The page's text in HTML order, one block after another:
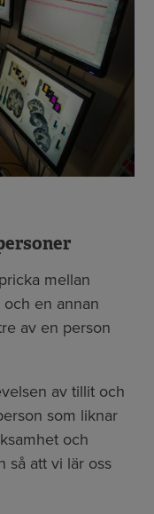
mellan
en annan
av en person
av tillit och
som liknar
och
så att vi lär oss